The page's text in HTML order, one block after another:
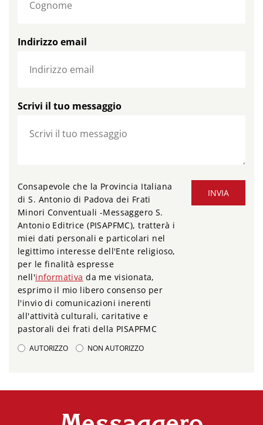
Indirizzo email
Scrivi il tuo messaggio
INVIA
Consapevole che la Provincia Italiana
di S. Antonio di Padova dei Frati
Minori Conventuali -Messaggero S.
Antonio Editrice (PISAPFMC), tratterà i
miei dati personali e particolari nel
legittimo interesse dell'Ente religioso,
per le finalità espresse
nell'informativa da me visionata,
esprimo il mio libero consenso per
l'invio di comunicazioni inerenti
all'attività culturali, caritative e
pastorali dei frati della PISAPFMC
AUTORIZZO NON AUTORIZZO